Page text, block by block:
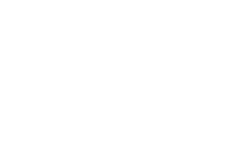
de urgentie om
de aantasting van
de persvrijheid. De
treffen om de risico’s